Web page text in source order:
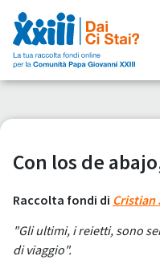
Con los de
Raccolta fondi di Cristian
"Gli ultimi, i reietti, sono
di viaggio".